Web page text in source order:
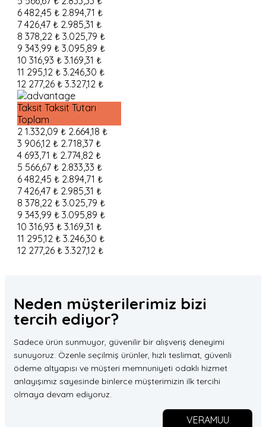
6 482,45 ₺ 2.894,71 ₺
7 426,47 ₺ 2.985,31 ₺
8 378,22 ₺ 3.025,79 ₺
9 343,99 ₺ 3.095,89 ₺
10 316,93 ₺ 3.169,31 ₺
11 295,12 ₺ 3.246,30 ₺
12 277,26 ₺ 3.327,12 ₺
Taksit Taksit Tutarı
Toplam
2 1.332,09 ₺ 2.664,18 ₺
3 906,12 ₺ 2.718,37 ₺
4 693,71 ₺ 2.774,82 ₺
5 566,67 ₺ 2.833,33 ₺
6 482,45 ₺ 2.894,71 ₺
7 426,47 ₺ 2.985,31 ₺
8 378,22 ₺ 3.025,79 ₺
9 343,99 ₺ 3.095,89 ₺
10 316,93 ₺ 3.169,31 ₺
11 295,12 ₺ 3.246,30 ₺
12 277,26 ₺ 3.327,12 ₺
Neden müşterilerimiz bizi
tercih ediyor?
Sadece ürün sunmuyor, güvenilir bir alışveriş deneyimi
sunuyoruz. Özenle seçilmiş ürünler, hızlı teslimat, güvenli
ödeme altyapısı ve müşteri memnuniyeti odaklı hizmet
anlayışımız sayesinde binlerce müşterimizin ilk tercihi
olmaya devam ediyoruz.
VERAMUU